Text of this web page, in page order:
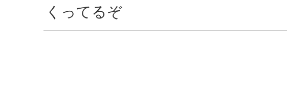
くってるぞ